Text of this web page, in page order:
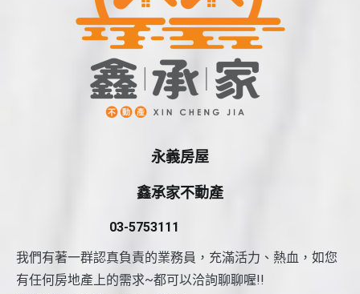
永義房屋
鑫承家不動產
03-5753111
我們有著一群認真負責的業務員，充滿活力、熱血，如您
有任何房地產上的需求~都可以洽詢聊聊喔!!